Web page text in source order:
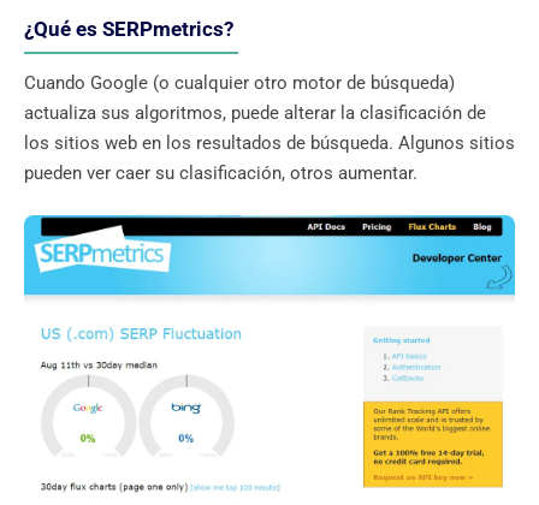
¿Qué es SERPmetrics?
Cuando Google (o cualquier otro motor de búsqueda)
actualiza sus algoritmos, puede alterar la clasificación de
los sitios web en los resultados de búsqueda. Algunos sitios
pueden ver caer su clasificación, otros aumentar.